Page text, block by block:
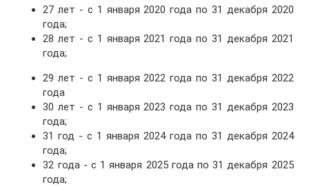
27 лет - с 1 января 2020 года по 31 декабря 2020
года;
28 лет - с 1 января 2021 года по 31 декабря 2021
года;
29 лет - с 1 января 2022 года по 31 декабря 2022
года
30 лет - с 1 января 2023 года по 31 декабря 2023
года;
31 год - с 1 января 2024 года по 31 декабря 2024
года;
32 года - с 1 января 2025 года по 31 декабря 2025
года;